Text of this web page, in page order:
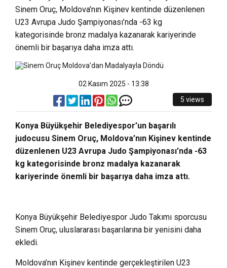
Sinem Oruç, Moldova’nın Kişinev kentinde düzenlenen
U23 Avrupa Judo Şampiyonası’nda -63 kg
kategorisinde bronz madalya kazanarak kariyerinde
önemli bir başarıya daha imza attı.
02 Kasım 2025 - 13:38
5 views
Konya Büyükşehir Belediyespor’un başarılı
judocusu Sinem Oruç, Moldova’nın Kişinev kentinde
düzenlenen U23 Avrupa Judo Şampiyonası’nda -63
kg kategorisinde bronz madalya kazanarak
kariyerinde önemli bir başarıya daha imza attı.
Konya Büyükşehir Belediyespor Judo Takımı sporcusu
Sinem Oruç, uluslararası başarılarına bir yenisini daha
ekledi.
Moldova’nın Kişinev kentinde gerçekleştirilen U23